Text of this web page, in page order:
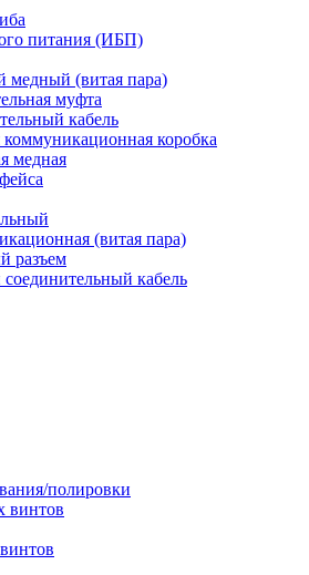
питания (ИБП)
медный (витая пара)
муфта
кабель
коробка
медная
(витая пара)
разъем
кабель
полировки
винтов